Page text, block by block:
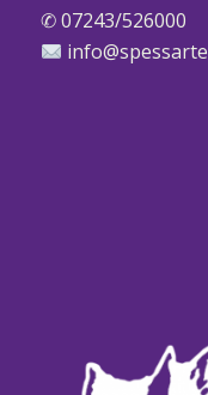
✆ 07243/526000